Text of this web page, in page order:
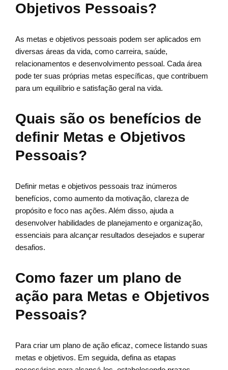
Objetivos Pessoais?
As metas e objetivos pessoais podem ser aplicados em
diversas áreas da vida, como carreira, saúde,
relacionamentos e desenvolvimento pessoal. Cada área
pode ter suas próprias metas específicas, que contribuem
para um equilíbrio e satisfação geral na vida.
Quais são os benefícios de
definir Metas e Objetivos
Pessoais?
Definir metas e objetivos pessoais traz inúmeros
benefícios, como aumento da motivação, clareza de
propósito e foco nas ações. Além disso, ajuda a
desenvolver habilidades de planejamento e organização,
essenciais para alcançar resultados desejados e superar
desafios.
Como fazer um plano de
ação para Metas e Objetivos
Pessoais?
Para criar um plano de ação eficaz, comece listando suas
metas e objetivos. Em seguida, defina as etapas